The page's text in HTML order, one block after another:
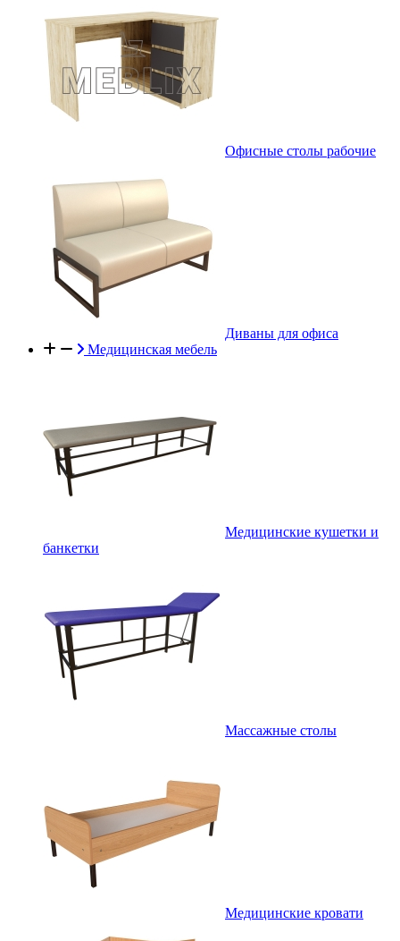
Офисные столы рабочие
Диваны для офиса
Медицинская мебель
Медицинские кушетки и
банкетки
Массажные столы
Медицинские кровати